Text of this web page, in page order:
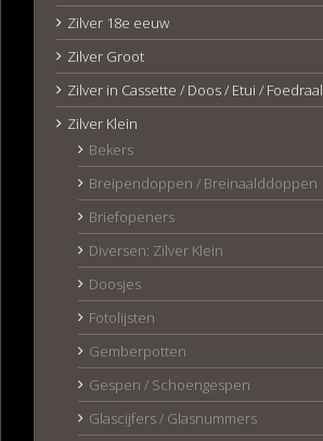
Zilver 18e eeuw
Zilver Groot
Zilver in Cassette / Doos / Etui / Foedraal
Zilver Klein
Bekers
Breipendoppen / Breinaalddoppen
Briefopeners
Diversen: Zilver Klein
Doosjes
Fotolijsten
Gemberpotten
Gespen / Schoengespen
Glascijfers / Glasnummers